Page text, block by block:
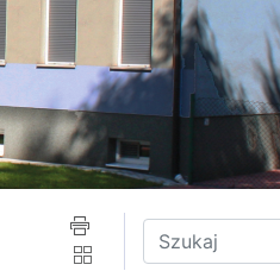
Wpisz tekst